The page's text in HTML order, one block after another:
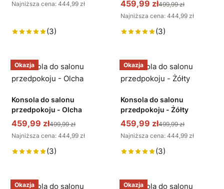
Najniższa cena: 444,99 zł
(3)
459,99 zł499,99 zł
Najniższa cena: 444,99 zł
(3)
Okazja
Konsola do salonu
przedpokoju - Olcha
459,99 zł499,99 zł
Najniższa cena: 444,99 zł
(3)
Okazja
Konsola do salonu
przedpokoju - Żółty
459,99 zł499,99 zł
Najniższa cena: 444,99 zł
(3)
Okazja Okazja